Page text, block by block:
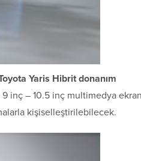
Yaris Hibrit donanım
inç – 10.5 inç multimedya ekran
kişiselleştirilebilecek.